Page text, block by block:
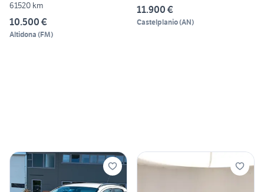
61520 km
10.500 €
Altidona (FM)
11.900 €
Castelplanio(AN)